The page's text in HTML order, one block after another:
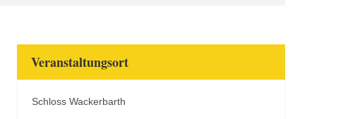
Veranstaltungsort
Schloss Wackerbarth